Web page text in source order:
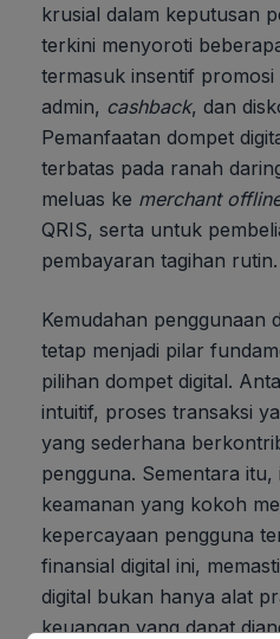
krusial dalam keputusan
terkini menyoroti
termasuk insentif promosi
admin, cashback, dan
Pemanfaatan dompet
terbatas pada ranah
meluas ke merchant
QRIS, serta untuk
pembayaran tagihan rutin.
Kemudahan penggunaan
tetap menjadi pilar
pilihan dompet digital.
intuitif, proses transaksi
yang sederhana
pengguna. Sementara itu,
keamanan yang kokoh
kepercayaan pengguna
finansial digital ini,
digital bukan hanya alat
keuangan yang dapat